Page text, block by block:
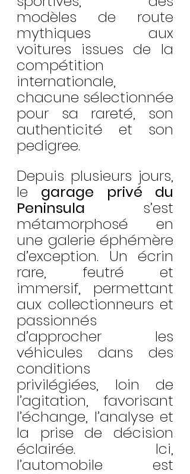
modèles de route
mythiques aux
voitures issues de la
compétition
internationale,
chacune sélectionnée
pour sa rareté, son
authenticité et son
pedigree.
Depuis plusieurs jours,
le garage privé du
Peninsula s’est
métamorphosé en
une galerie éphémère
d’exception. Un écrin
rare, feutré et
immersif, permettant
aux collectionneurs et
passionnés
d’approcher les
véhicules dans des
conditions
privilégiées, loin de
l’agitation, favorisant
l’échange, l’analyse et
la prise de décision
éclairée. Ici,
l’automobile est